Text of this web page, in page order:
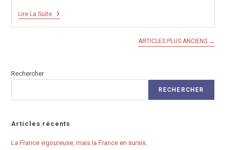
Lire La Suite
La
Doit
La
Algérie
ARTICLES PLUS ANCIENS →
Rechercher
RECHERCHER
Articles récents
La France vigoureuse, mais la France en sursis.